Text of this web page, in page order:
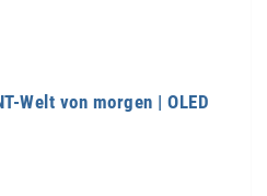
Welt von morgen | OLED